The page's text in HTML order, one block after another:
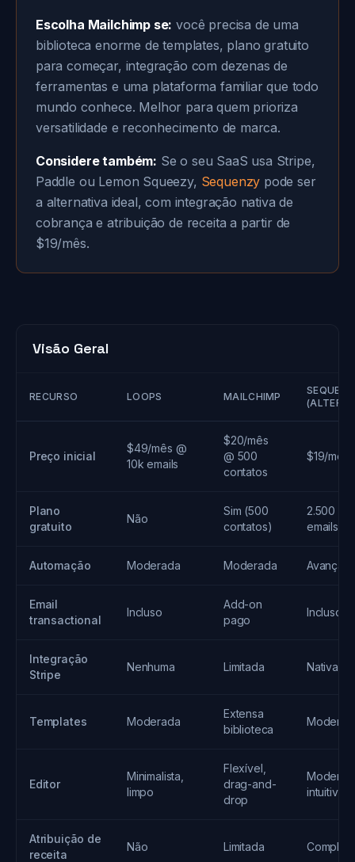
Escolha Mailchimp se: você precisa de uma
biblioteca enorme de templates, plano gratuito
para começar, integração com dezenas de
ferramentas e uma plataforma familiar que todo
mundo conhece. Melhor para quem prioriza
versatilidade e reconhecimento de marca.
Considere também: Se o seu SaaS usa Stripe,
Paddle ou Lemon Squeezy, Sequenzy pode ser
a alternativa ideal, com integração nativa de
cobrança e atribuição de receita a partir de
$19/mês.
Visão Geral
RECURSO LOOPS MAILCHIMP
Preço inicial
$49/mês @
10k emails
$20/mês
@ 500
contatos
$19/mês
Plano
gratuito
Não
Sim (500
contatos)
2.500
emails/
Automação Moderada Moderada
Email
transactional
Incluso
Add-on
pago
Incluso
Integração
Stripe
Nenhuma Limitada Nativa
Templates Moderada
Extensa
biblioteca
Editor
Minimalista,
limpo
Flexível,
drag-and-
drop
intuitivo
Atribuição de
receita
Não Limitada Completa